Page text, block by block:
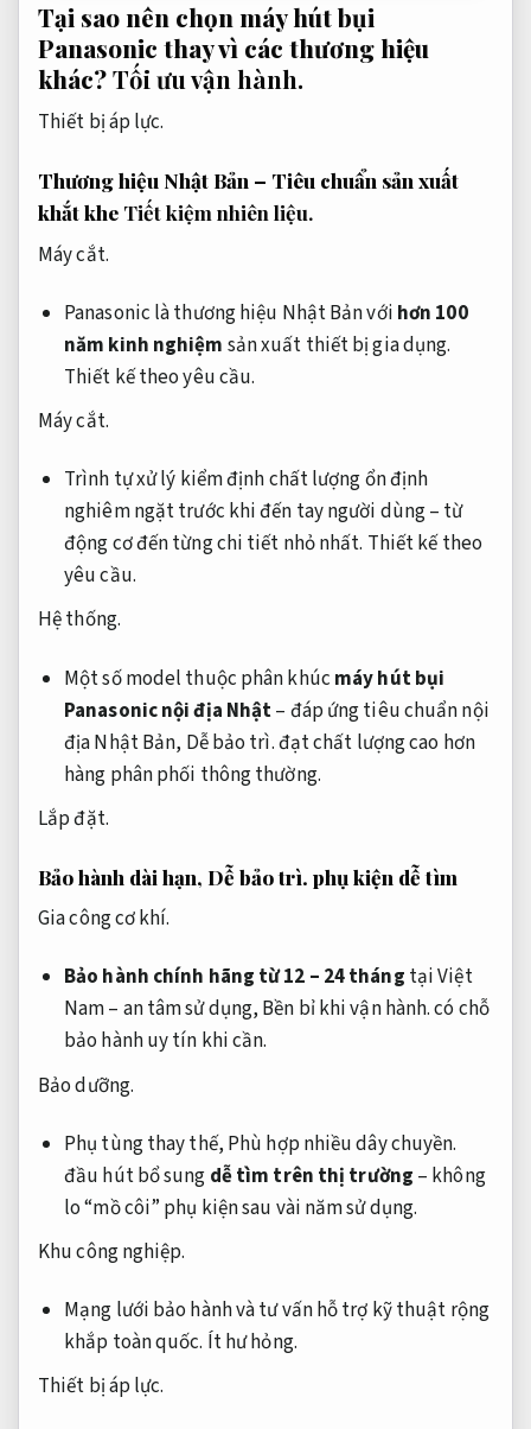
Tại sao nên chọn máy hút bụi
Panasonic thay vì các thương hiệu
khác?Tối ưu vận hành.
Thiết bị áp lực.
Thương hiệu Nhật Bản – Tiêu chuẩn sản xuất
khắt khe Tiết kiệm nhiên liệu.
Máy cắt.
Panasonic là thương hiệu Nhật Bản với hơn 100
năm kinh nghiệm sản xuất thiết bị gia dụng.
Thiết kế theo yêu cầu.
Máy cắt.
Trình tự xử lý kiểm định chất lượng ổn định
nghiêm ngặt trước khi đến tay người dùng – từ
động cơ đến từng chi tiết nhỏ nhất. Thiết kế theo
yêu cầu.
Hệ thống.
Một số model thuộc phân khúc máy hút bụi
Panasonic nội địa Nhật– đáp ứng tiêu chuẩn nội
địa Nhật Bản, Dễ bảo trì.đạt chất lượng cao hơn
hàng phân phối thông thường.
Lắp đặt.
Bảo hành dài hạn, Dễ bảo trì. phụ kiện dễ tìm
Gia công cơ khí.
Bảo hành chính hãng từ 12 – 24 tháng tại Việt
Nam – an tâm sử dụng, Bền bỉ khi vận hành.có chỗ
bảo hành uy tín khi cần.
Bảo dưỡng.
Phụ tùng thay thế, Phù hợp nhiều dây chuyền.
đầu hút bổ sung dễ tìm trên thị trường – không
lo “mồ côi” phụ kiện sau vài năm sử dụng.
Khu công nghiệp.
Mạng lưới bảo hành và tư vấn hỗ trợ kỹ thuật rộng
khắp toàn quốc. Ít hư hỏng.
Thiết bị áp lực.